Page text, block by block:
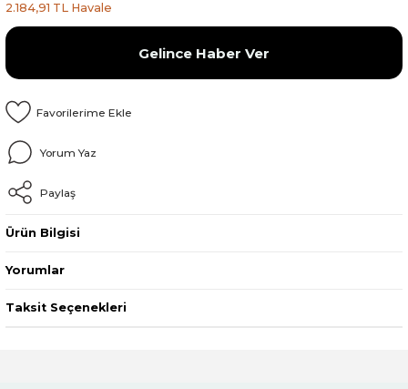
2.184,91 TL Havale
Gelince Haber Ver
Yorum Yaz
Paylaş
Ürün Bilgisi
Yorumlar
Taksit Seçenekleri